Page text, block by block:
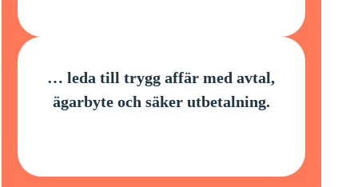
… leda till trygg affär med avtal,
ägarbyte och säker utbetalning.